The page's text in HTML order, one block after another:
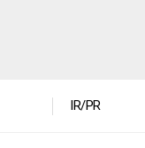
IR/PR